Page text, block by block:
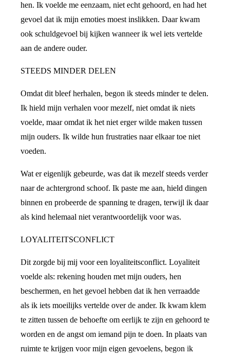
hen. Ik voelde me eenzaam, niet echt gehoord, en had het
gevoel dat ik mijn emoties moest inslikken. Daar kwam
ook schuldgevoel bij kijken wanneer ik wel iets vertelde
aan de andere ouder.
STEEDS MINDER DELEN
Omdat dit bleef herhalen, begon ik steeds minder te delen.
Ik hield mijn verhalen voor mezelf, niet omdat ik niets
voelde, maar omdat ik het niet erger wilde maken tussen
mijn ouders. Ik wilde hun frustraties naar elkaar toe niet
voeden.
Wat er eigenlijk gebeurde, was dat ik mezelf steeds verder
naar de achtergrond schoof. Ik paste me aan, hield dingen
binnen en probeerde de spanning te dragen, terwijl ik daar
als kind helemaal niet verantwoordelijk voor was.
LOYALITEITSCONFLICT
Dit zorgde bij mij voor een loyaliteitsconflict. Loyaliteit
voelde als: rekening houden met mijn ouders, hen
beschermen, en het gevoel hebben dat ik hen verraadde
als ik iets moeilijks vertelde over de ander. Ik kwam klem
te zitten tussen de behoefte om eerlijk te zijn en gehoord te
worden en de angst om iemand pijn te doen. In plaats van
ruimte te krijgen voor mijn eigen gevoelens, begon ik